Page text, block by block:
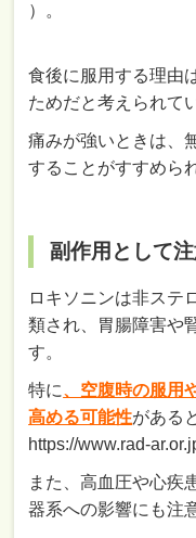
）。
食後に服用する理由
ためだと考えられて
痛みが強いときは、
することがすすめら
副作用として
ロキソニンは非ステ
類され、胃腸障害や
す。
特に、空腹時の服用
高める可能性がある
https://www.rad-
また、高血圧や心疾
器系への影響にも注